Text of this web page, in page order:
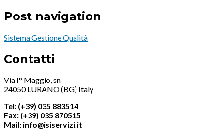
Post navigation
Sistema Gestione Qualità
Contatti
Via I° Maggio, sn
24050 LURANO (BG) Italy
Tel: (+39) 035 883514
Fax: (+39) 035 870515
Mail: info@isiservizi.it